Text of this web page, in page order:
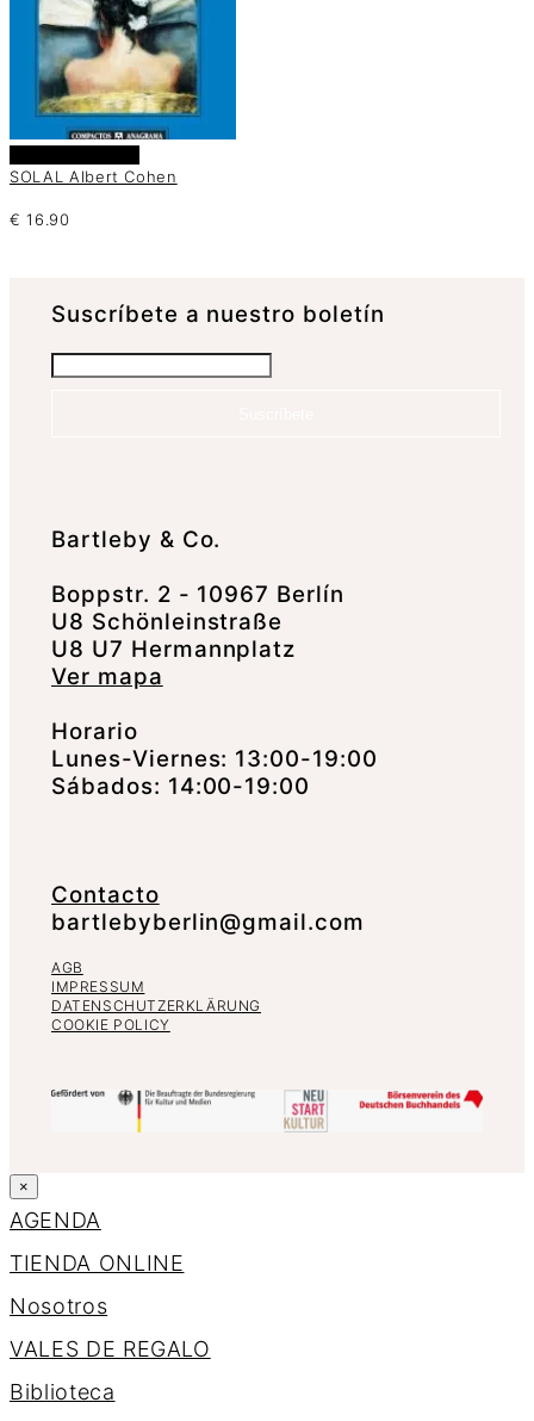
SOLAL Albert Cohen
€ 16.90
Suscrí­bete a nuestro boletín
Bartleby & Co.
Boppstr. 2 - 10967 Berlín
U8 Schönleinstraße
U8 U7 Hermannplatz
Ver mapa
Horario
Lunes-Viernes: 13:00-19:00
Sábados: 14:00-19:00
Contacto
bartlebyberlin@gmail.com
AGB
IMPRESSUM
DATENSCHUTZERKLÄRUNG
COOKIE POLICY
×
AGENDA
TIENDA ONLINE
Nosotros
VALES DE REGALO
Biblioteca